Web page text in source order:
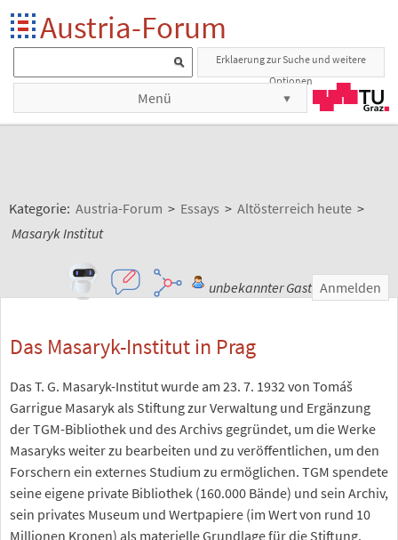
Austria-Forum
Erklaerung zur Suche und weitere
Optionen
Menü
Kategorie: Austria-Forum > Essays > Altösterreich heute >
Masaryk Institut
unbekannter Gast Anmelden
Das Masaryk-Institut in Prag
Das T. G. Masaryk-Institut wurde am 23. 7. 1932 von Tomáš
Garrigue Masaryk als Stiftung zur Verwaltung und Ergänzung
der TGM-Bibliothek und des Archivs gegründet, um die Werke
Masaryks weiter zu bearbeiten und zu veröffentlichen, um den
Forschern ein externes Studium zu ermöglichen. TGM spendete
seine eigene private Bibliothek (160.000 Bände) und sein Archiv,
sein privates Museum und Wertpapiere (im Wert von rund 10
Millionen Kronen) als materielle Grundlage für die Stiftung.